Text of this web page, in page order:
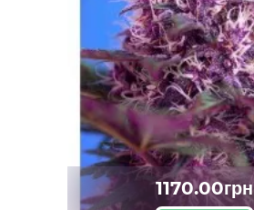
1170.00грн